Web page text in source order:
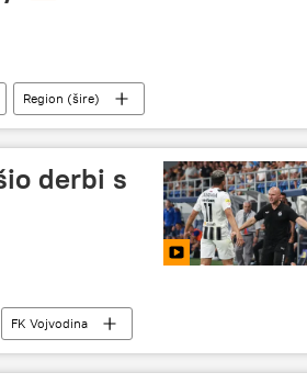
Region (šire)
derbi s
FK Vojvodina